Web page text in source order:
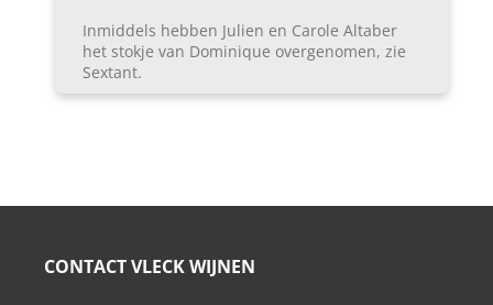
Inmiddels hebben Julien en Carole Altaber
het stokje van Dominique overgenomen, zie
Sextant.
CONTACT VLECK WIJNEN